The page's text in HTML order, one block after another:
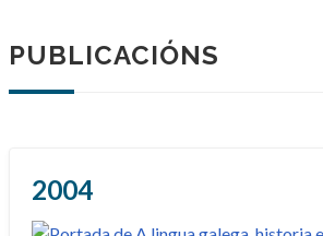
PUBLICACIÓNS
2004